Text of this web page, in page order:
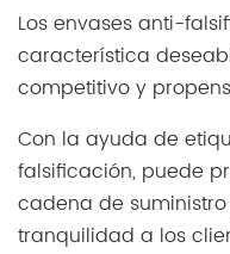
Los envases anti-
característica
competitivo y
Con la ayuda de
falsificación, puede
cadena de
tranquilidad a los